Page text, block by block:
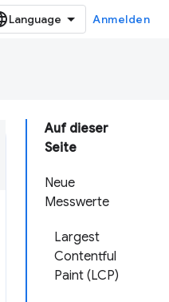
Anmelden
Auf dieser
Seite
Neue
Messwerte
Largest
Contentful
Paint (LCP)